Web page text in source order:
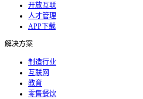
开放互联
人才管理
APP下载
解决方案
制造行业
互联网
教育
零售餐饮